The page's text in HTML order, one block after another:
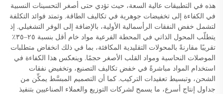
هذه في التطبيقات عالية السعة، حيث تؤدي حتى أصغر التحسينات النسبية
في الكفاءة إلى تخفيضات جوهرية في تكاليف الطاقة. وتمتد فوائد التكلفة
لتشمل خفض النفقات الرأسمالية الأولية، بالإضافة إلى الوفر التشغيلي. إذ
يتطلّب المحول الذاتي في المحطة الفرعية مواد خام أقل بنسبة ٢٥–٣٥٪
تقريبًا مقارنةً بالمحولات التقليدية المكافئة، بما في ذلك انخفاض متطلبات
الموصلات النحاسية ومواد القلب الأصغر حجمًا. وينعكس هذا الكفاءة في
استخدام المواد مباشرةً في خفض تكاليف التصنيع، وتخفيض نفقات
الشحن، وتبسيط تعقيدات التركيب. كما أن التصميم المبسَّط يمكِّن من
جداول إنتاج أسرع، ما يسمح لشركات التوزيع والعملاء الصناعيين بتنفيذ